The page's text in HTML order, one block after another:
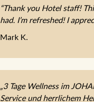
“Thank you Hotel staff!
had. I’m refreshed! I
Mark K.
„3 Tage Wellness im
Service und herrlichem